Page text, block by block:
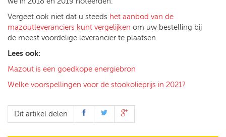
Vergeet ook niet dat u steeds het aanbod van de
mazoutleveranciers kunt vergelijken om uw bestelling bij
de meest voordelige leverancier te plaatsen.
Lees ook:
Mazout is een goedkope energiebron
Welke voorspellingen voor de stookolieprijs in 2021?
Dit artikel delen